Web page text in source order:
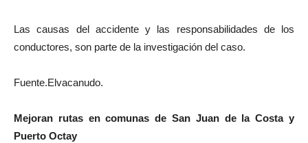
Las causas del accidente y las responsabilidades de los
conductores, son parte de la investigación del caso.
Fuente.Elvacanudo.
Mejoran rutas en comunas de San Juan de la Costa y
Puerto Octay